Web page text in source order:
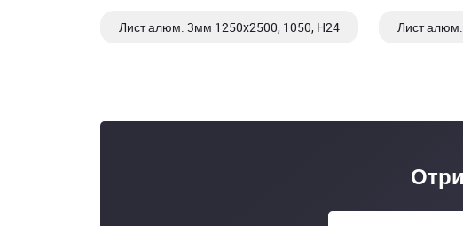
Лист алюм. 3мм 1250x2500, 1050, Н24 Лист